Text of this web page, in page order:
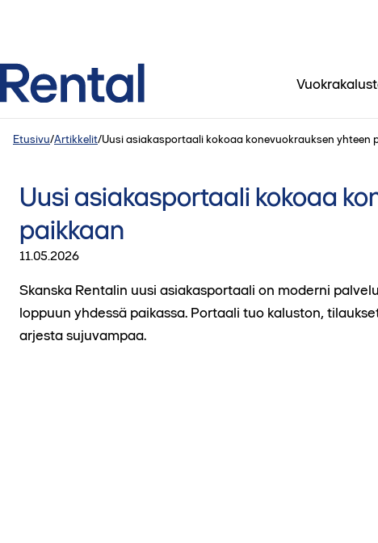
Etusivu/Artikkelit/Uusi asiakasportaali kokoaa konevuokrauksen yhteen
Uusi asiakasportaali kokoaa
paikkaan
11.05.2026
Skanska Rentalin uusi asiakasportaali on moderni
loppuun yhdessä paikassa. Portaali tuo kaluston,
arjesta sujuvampaa.